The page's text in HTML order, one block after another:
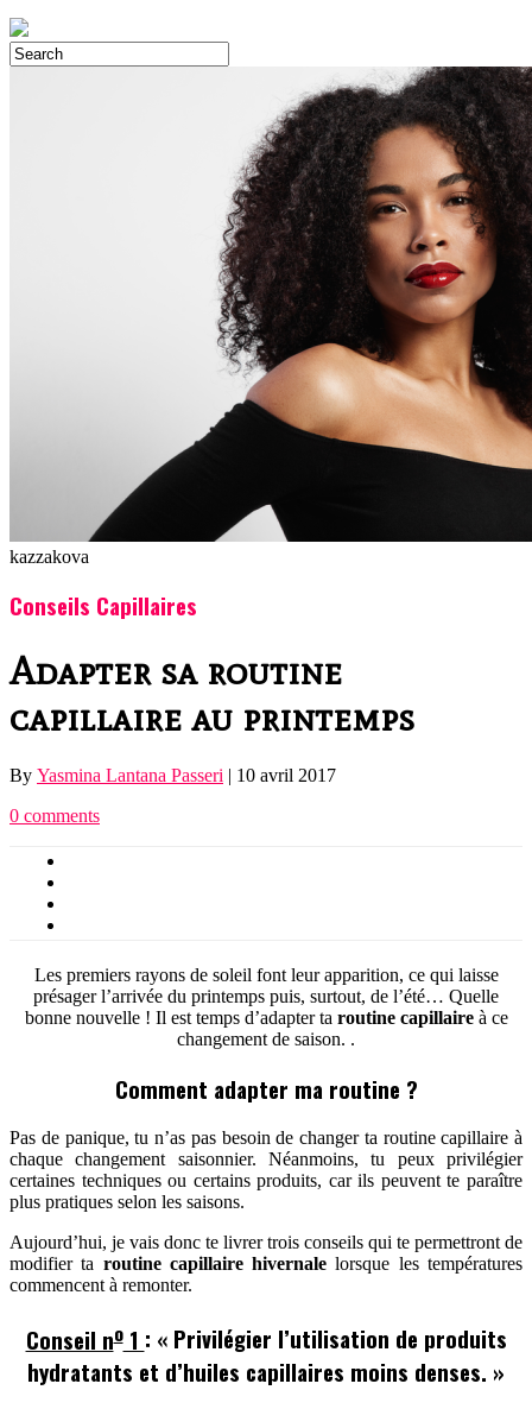
kazzakova
Conseils Capillaires
Adapter sa routine
capillaire au printemps
By Yasmina Lantana Passeri | 10 avril 2017
0 comments
Les premiers rayons de soleil font leur apparition, ce qui laisse
présager l’arrivée du printemps puis, surtout, de l’été… Quelle
bonne nouvelle ! Il est temps d’adapter ta routine capillaireà ce
changement de saison. .
Comment adapter ma routine ?
Pas de panique, tu n’as pas besoin de changer ta routine capillaire à
chaque changement saisonnier. Néanmoins, tu peux privilégier
certaines techniques ou certains produits, car ils peuvent te paraître
plus pratiques selon les saisons.
Aujourd’hui, je vais donc te livrer trois conseils qui te permettront de
modifier ta routine capillaire hivernale lorsque les températures
commencent à remonter.
Conseil no1 : « Privilégier l’utilisation de produits
hydratants et d’huiles capillaires moins denses. »